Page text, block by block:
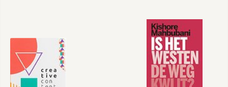
Deel 3: Relaties bestendigen door optimale klantbeleving
9. Neem plaats aan de keukentafel
10. Blijf investeren in relaties
Deel 4: Analytische tools
11. Customer lifetime value (CLV)